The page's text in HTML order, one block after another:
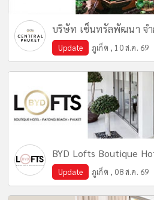
บริษัท เซ็นทรัลพัฒนา จ
Update ภูเก็ต , 10 ส.ค. 69
BYD Lofts Boutique
Update ภูเก็ต , 08 ส.ค. 69